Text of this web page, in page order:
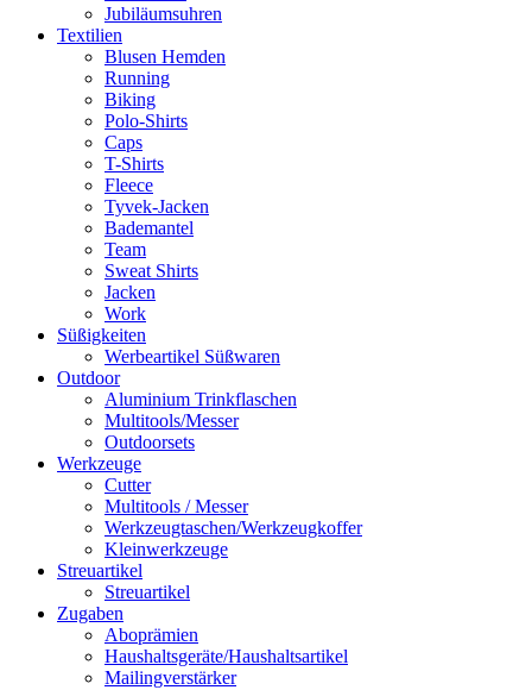
Jubiläumsuhren
Textilien
Blusen Hemden
Running
Biking
Polo-Shirts
Caps
T-Shirts
Fleece
Tyvek-Jacken
Bademantel
Team
Sweat Shirts
Jacken
Work
Süßigkeiten
Werbeartikel Süßwaren
Outdoor
Aluminium Trinkflaschen
Multitools/Messer
Outdoorsets
Werkzeuge
Cutter
Multitools / Messer
Werkzeugtaschen/Werkzeugkoffer
Kleinwerkzeuge
Streuartikel
Streuartikel
Zugaben
Aboprämien
Haushaltsgeräte/Haushaltsartikel
Mailingverstärker